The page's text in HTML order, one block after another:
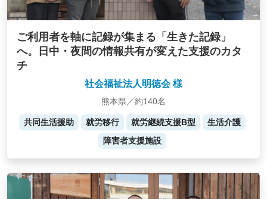
ご利用者を軸に記録が集まる「生きた記録」
へ。日中・夜間の情報共有が変えた支援のカタ
チ
社会福祉法人明徳会 様
熊本県／約140名
共同生活援助 就労移行 就労継続支援B型
生活介護
障害者支援施設